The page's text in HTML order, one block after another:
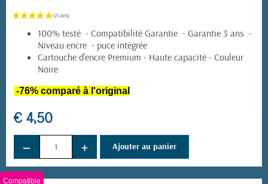
100% testé - Compatibilité Garantie - Garantie 3 ans -
Niveau encre - puce intégrée
Cartouche d'encre Premium - Haute capacité - Couleur
Noire
-76% comparé à l'original
€ 4,50
− + Ajouter au panier
Compatible